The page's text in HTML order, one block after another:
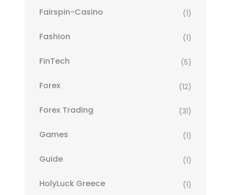
Fairspin-Casino (1)
Fashion (1)
FinTech (5)
Forex (12)
Forex Trading (31)
Games (1)
Guide (1)
HolyLuck Greece (1)